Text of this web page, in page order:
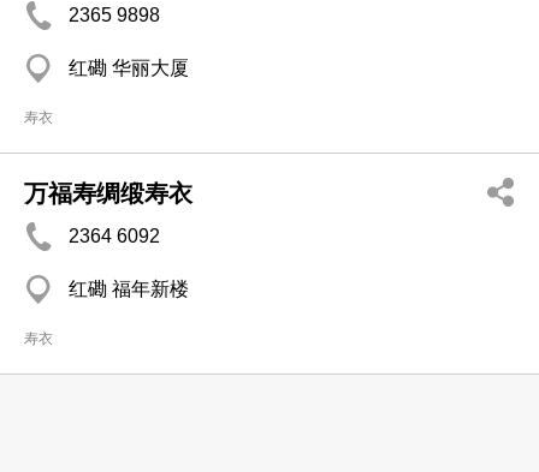
2365 9898
红磡 华丽大厦
寿衣
万福寿绸缎寿衣
2364 6092
红磡 福年新楼
寿衣